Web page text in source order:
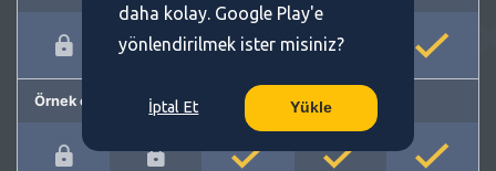
Örnek cümleler
daha kolay. Google Play'e
yönlendirilmek ister misiniz?
İptal Et Yükle